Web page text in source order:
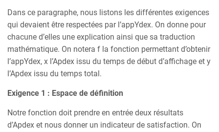
Dans ce paragraphe, nous listons les différentes exigences
qui devaient être respectées par l’appYdex. On donne pour
chacune d’elles une explication ainsi que sa traduction
mathématique. On notera f la fonction permettant d’obtenir
l’appYdex, x l’Apdex issu du temps de début d’affichage et y
l’Apdex issu du temps total.
Exigence 1 : Espace de définition
Notre fonction doit prendre en entrée deux résultats
d’Apdex et nous donner un indicateur de satisfaction. On